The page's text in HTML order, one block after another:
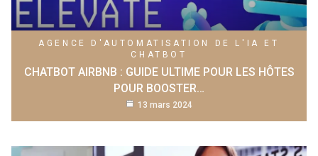
AGENCE D'AUTOMATISATION DE L'IA ET
CHATBOT
CHATBOT AIRBNB : GUIDE ULTIME POUR LES HÔTES
POUR BOOSTER…
13 mars 2024